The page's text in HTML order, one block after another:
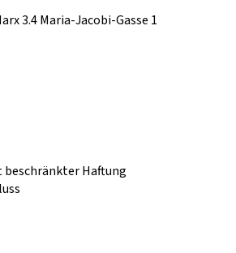
3.4 Maria-Jacobi-Gasse 1
Haftung